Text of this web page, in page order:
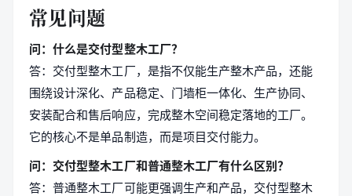
常见问题
问：什么是交付型整木工厂？
答：交付型整木工厂，是指不仅能生产整木产品，还能
围绕设计深化、产品稳定、门墙柜一体化、生产协同、
安装配合和售后响应，完成整木空间稳定落地的工厂。
它的核心不是单品制造，而是项目交付能力。
问：交付型整木工厂和普通整木工厂有什么区别？
答：普通整木工厂可能更强调生产和产品，交付型整木